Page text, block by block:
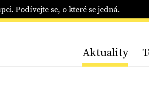
Podívejte se, o které se jedná.
Aktuality